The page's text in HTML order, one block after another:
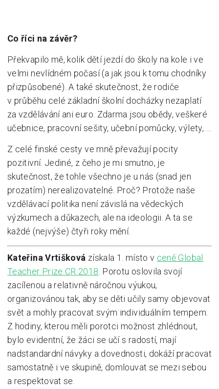
Co říci na závěr?
Překvapilo mě, kolik dětí jezdí do školy na kole i ve
velmi nevlídném počasí (a jak jsou k tomu chodníky
přizpůsobené). A také skutečnost, že rodiče
v průběhu celé základní školní docházky nezaplatí
za vzdělávání ani euro. Zdarma jsou obědy, veškeré
učebnice, pracovní sešity, učební pomůcky, výlety, …
Z celé finské cesty ve mně převažují pocity
pozitivní. Jediné, z čeho je mi smutno, je
skutečnost, že tohle všechno je u nás (snad jen
prozatím) nerealizovatelné. Proč? Protože naše
vzdělávací politika není závislá na vědeckých
výzkumech a důkazech, ale na ideologii. A ta se
každé (nejvýše) čtyři roky mění.
Kateřina Vrtišková získala 1. místo v ceně Global
Teacher Prize CR 2018 . Porotu oslovila svojí
zacílenou a relativně náročnou výukou,
organizovánou tak, aby se děti učily samy objevovat
svět a mohly pracovat svým individuálním tempem.
Z hodiny, kterou měli porotci možnost zhlédnout,
bylo evidentní, že žáci se učí s radostí, mají
nadstandardní návyky a dovednosti, dokáží pracovat
samostatně i ve skupině, domlouvat se mezi sebou
a respektovat se.